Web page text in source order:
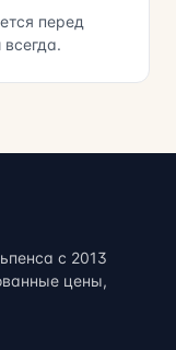
перед
с 2013
цены,